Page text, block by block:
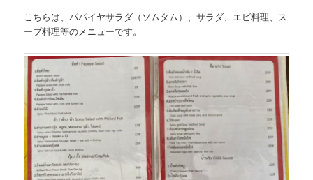
こちらは、パパイヤサラダ（ソムタム）、サラダ、エビ料理、ス
ープ料理等のメニューです。